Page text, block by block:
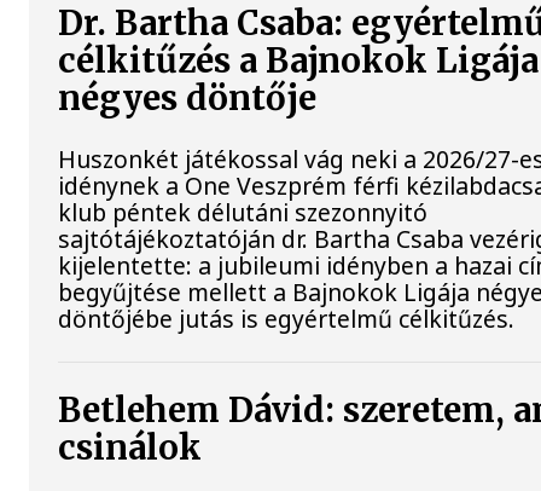
Dr. Bartha Csaba:
célkitűzés a Bajnokok Ligája
négyes döntője
Huszonkét játékossal vág neki a 2026/27-
idénynek a One Veszprém férfi
klub péntek délutáni szezonnyitó
sajtótájékoztatóján dr. Bartha Csaba
kijelentette: a jubileumi idényben a hazai
begyűjtése mellett a Bajnokok Ligája
döntőjébe jutás is egyértelmű célkitűzés.
Betlehem Dávid: szeretem,
csinálok